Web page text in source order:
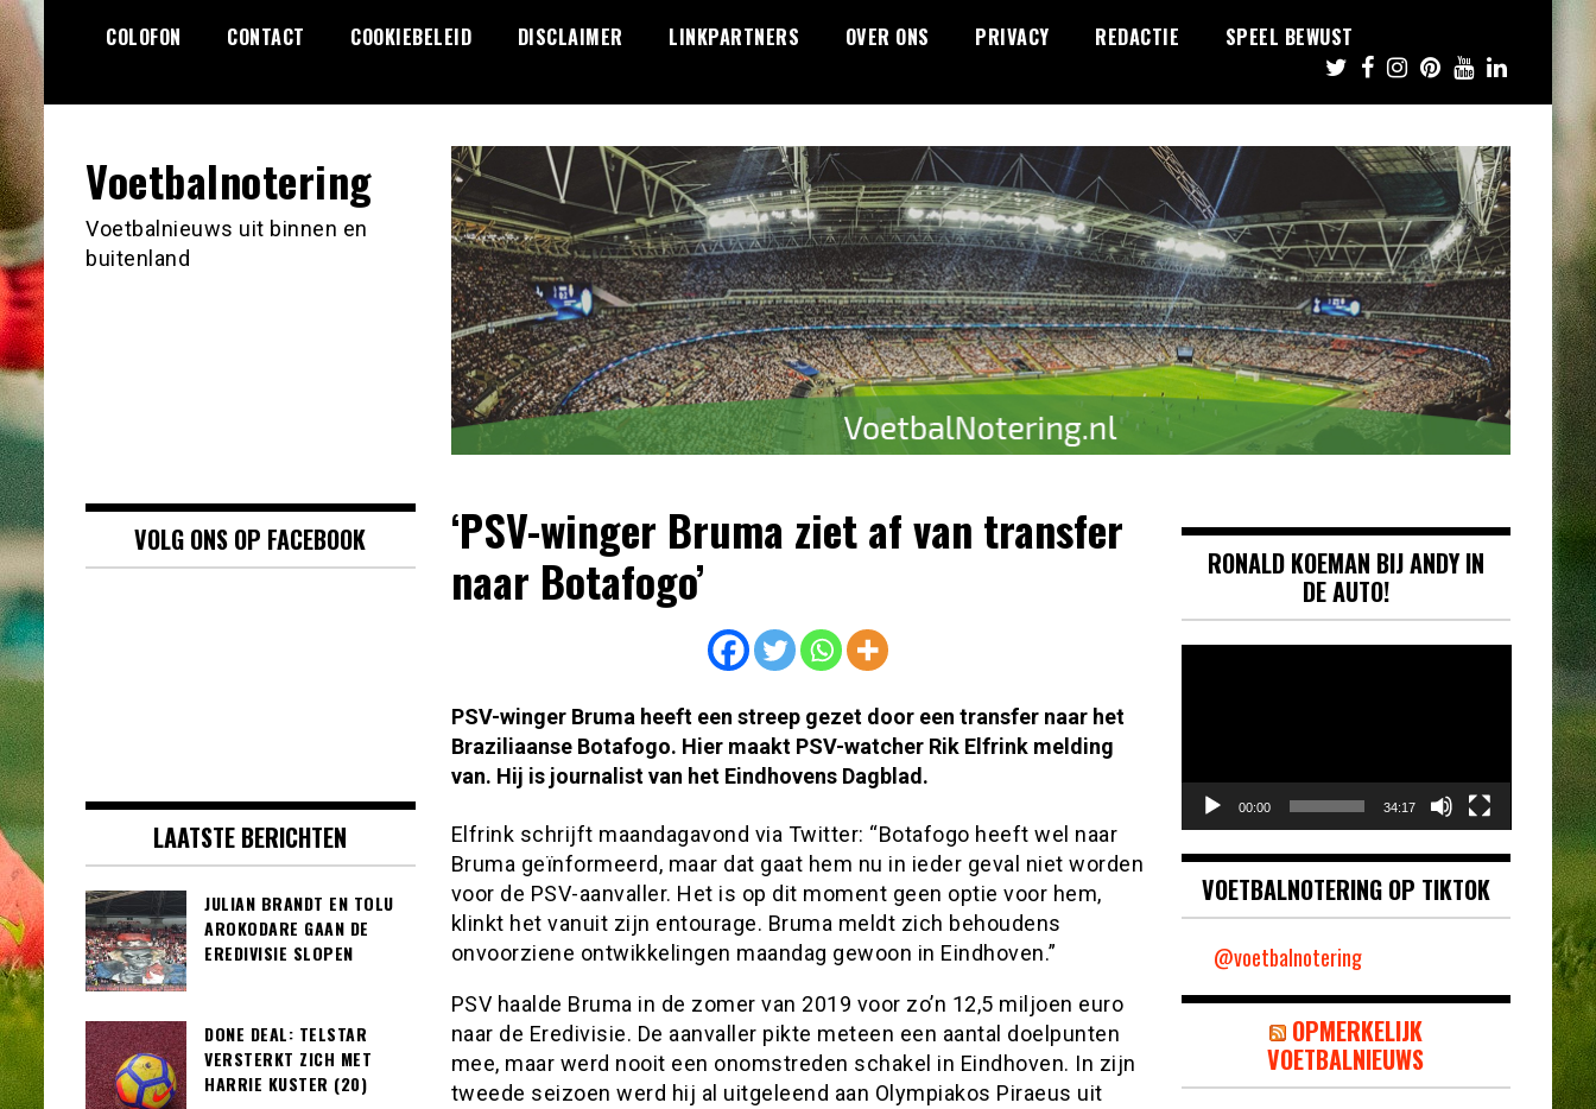
inhoud
COLOFON CONTACT COOKIEBELEID DISCLAIMER LINKPARTNERS OVER ONS PRIVACY REDACTIE SPEEL BEWUST
Voetbalnotering
Voetbalnieuws uit binnen en
buitenland
‘PSV-winger Bruma ziet af van transfer
naar Botafogo’
PSV-winger Bruma heeft een streep gezet door een transfer naar het
Braziliaanse Botafogo. Hier maakt PSV-watcher Rik Elfrink melding
van. Hij is journalist van het Eindhovens Dagblad.
Elfrink schrijft maandagavond via Twitter: “Botafogo heeft wel naar
Bruma geïnformeerd, maar dat gaat hem nu in ieder geval niet worden
voor de PSV-aanvaller. Het is op dit moment geen optie voor hem,
klinkt het vanuit zijn entourage. Bruma meldt zich behoudens
onvoorziene ontwikkelingen maandag gewoon in Eindhoven.”
PSV haalde Bruma in de zomer van 2019 voor zo’n 12,5 miljoen euro
naar de Eredivisie. De aanvaller pikte meteen een aantal doelpunten
mee, maar werd nooit een onomstreden schakel in Eindhoven. In zijn
tweede seizoen werd hij al uitgeleend aan Olympiakos Piraeus uit
VOLG ONS OP FACEBOOK
LAATSTE BERICHTEN
JULIAN BRANDT EN TOLU
AROKODARE GAAN DE
EREDIVISIE SLOPEN
DONE DEAL: TELSTAR
VERSTERKT ZICH MET
HARRIE KUSTER (20)
RONALD KOEMAN BIJ ANDY IN
DE AUTO!
00:00 34:17
VOETBALNOTERING OP TIKTOK
@voetbalnotering
OPMERKELIJK
VOETBALNIEUWS